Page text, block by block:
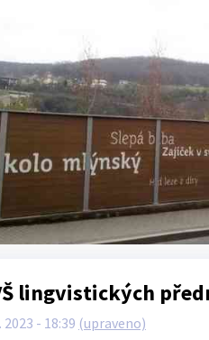
lingvistických
2023 - 18:39 (upraveno)